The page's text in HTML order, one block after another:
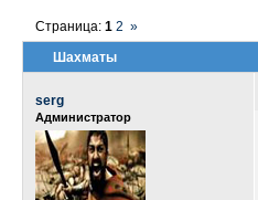
Шахматы
Страница:1 2 »
serg
Администратор